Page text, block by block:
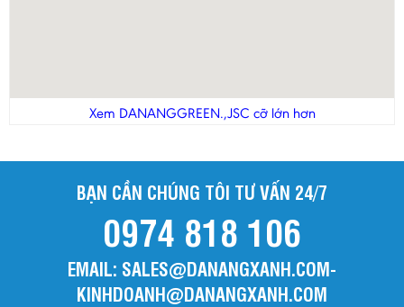
Xem DANANGGREEN.,JSC cỡ lớn hơn
BẠN CẦN CHÚNG TÔI TƯ VẤN 24/7
0974 818 106
EMAIL: SALES@DANANGXANH.COM-
KINHDOANH@DANANGXANH.COM